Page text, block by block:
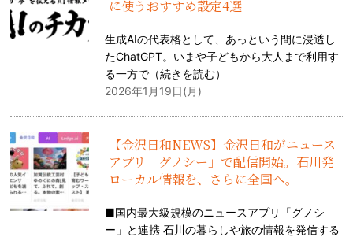
に使うおすすめ設定4選
生成AIの代表格として、あっという間に浸透し
たChatGPT。いまや子どもから大人まで利用す
る一方で（続きを読む）
2026年1月19日(月)
【金沢日和NEWS】金沢日和がニュース
アプリ「グノシー」で配信開始。石川発
ローカル情報を、さらに全国へ。
■国内最大級規模のニュースアプリ「グノシ
ー」と連携 石川の暮らしや旅の情報を発信する